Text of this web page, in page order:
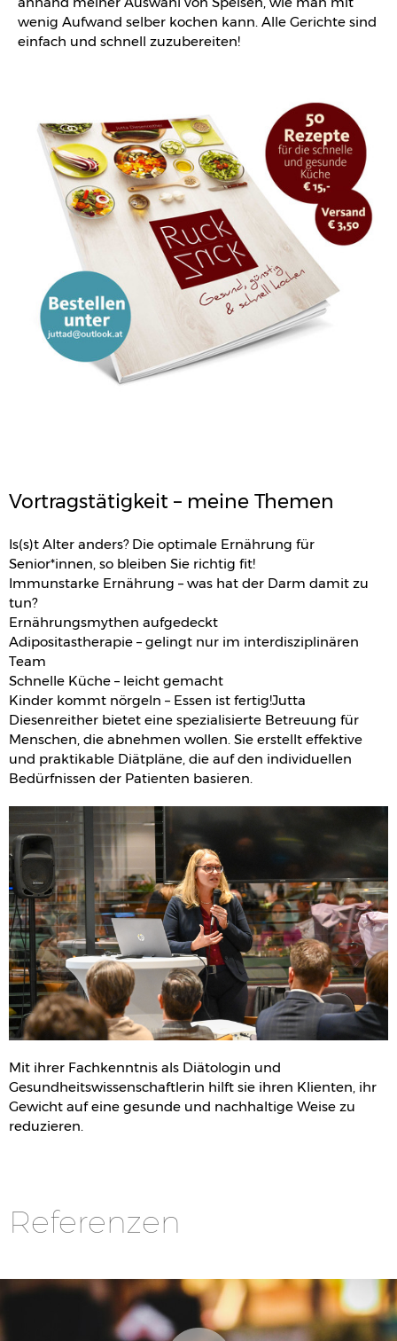
wenig Aufwand selber kochen kann. Alle Gerichte sind
einfach und schnell zuzubereiten!
Vortragstätigkeit – meine Themen
Is(s)t Alter anders? Die optimale Ernährung für
Senior*innen, so bleiben Sie richtig fit!
Immunstarke Ernährung – was hat der Darm damit zu
tun?
Ernährungsmythen aufgedeckt
Adipositastherapie – gelingt nur im interdisziplinären
Team
Schnelle Küche – leicht gemacht
Kinder kommt nörgeln – Essen ist fertig!Jutta
Diesenreither bietet eine spezialisierte Betreuung für
Menschen, die abnehmen wollen. Sie erstellt effektive
und praktikable Diätpläne, die auf den individuellen
Bedürfnissen der Patienten basieren.
Mit ihrer Fachkenntnis als Diätologin und
Gesundheitswissenschaftlerin hilft sie ihren Klienten, ihr
Gewicht auf eine gesunde und nachhaltige Weise zu
reduzieren.
Referenzen